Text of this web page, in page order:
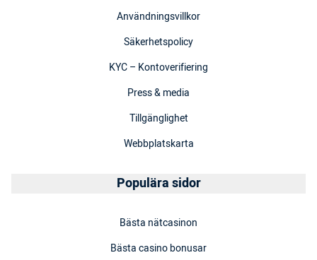
Användningsvillkor
Säkerhetspolicy
KYC – Kontoverifiering
Press & media
Tillgänglighet
Webbplatskarta
Populära sidor
Bästa nätcasinon
Bästa casino bonusar